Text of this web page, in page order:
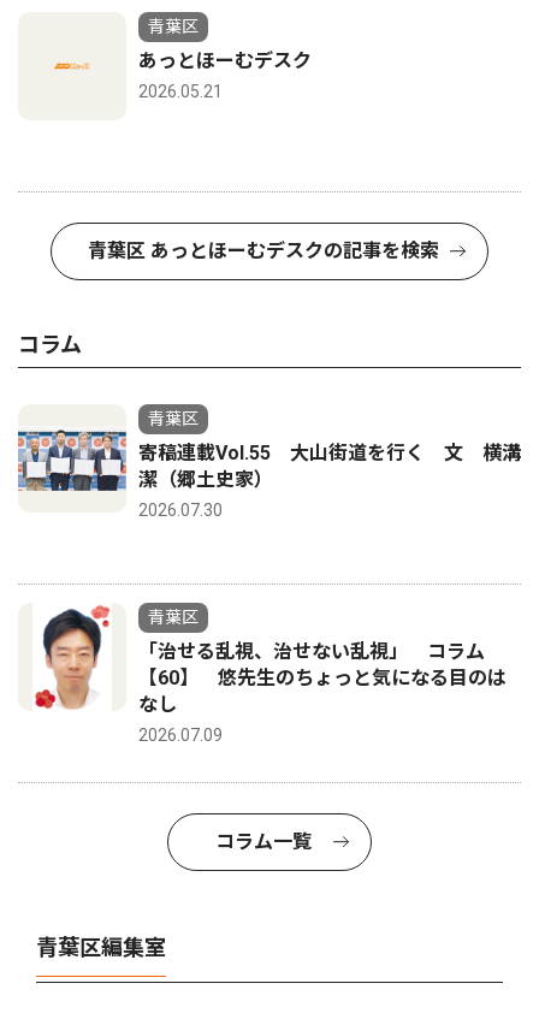
青葉区
あっとほーむデスク
2026.05.21
青葉区 あっとほーむデスクの記事を検索
コラム
青葉区
寄稿連載Vol.55 大山街道を行く 文 横溝
潔（郷土史家）
2026.07.30
青葉区
「治せる乱視、治せない乱視」 コラム
【60】 悠先生のちょっと気になる目のは
なし
2026.07.09
コラム一覧
青葉区編集室